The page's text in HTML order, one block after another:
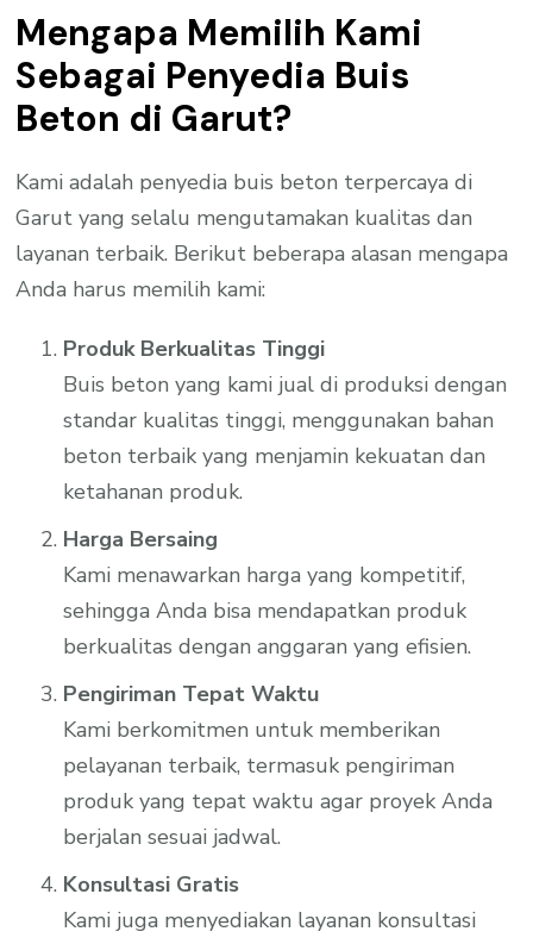
Mengapa Memilih Kami
Sebagai Penyedia Buis
Beton di Garut?
Kami adalah penyedia buis beton terpercaya di
Garut yang selalu mengutamakan kualitas dan
layanan terbaik. Berikut beberapa alasan mengapa
Anda harus memilih kami:
Produk Berkualitas Tinggi
Buis beton yang kami jual di produksi dengan
standar kualitas tinggi, menggunakan bahan
beton terbaik yang menjamin kekuatan dan
ketahanan produk.
Harga Bersaing
Kami menawarkan harga yang kompetitif,
sehingga Anda bisa mendapatkan produk
berkualitas dengan anggaran yang efisien.
Pengiriman Tepat Waktu
Kami berkomitmen untuk memberikan
pelayanan terbaik, termasuk pengiriman
produk yang tepat waktu agar proyek Anda
berjalan sesuai jadwal.
Konsultasi Gratis
Kami juga menyediakan layanan konsultasi